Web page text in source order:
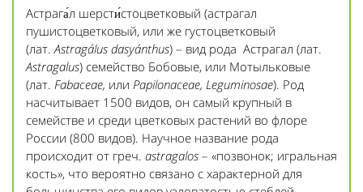
Астрага́л шерсти́стоцветковый (астрагал
пушистоцветковый, или же густоцветковый
(лат. Astragálus dasyánthus) – вид рода Астрагал (лат.
Astragalus) семейство Бобовые, или Мотыльковые
(лат. Fabaceae, или Papilonaceae, Leguminosae). Род
насчитывает 1500 видов, он самый крупный в
семействе и среди цветковых растений во флоре
России (800 видов). Научное название рода
происходит от греч. astragalos – «позвонок; игральная
кость», что вероятно связано с характерной для